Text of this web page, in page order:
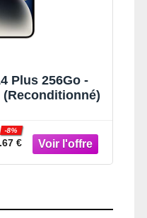
Plus 256Go -
€
-8%